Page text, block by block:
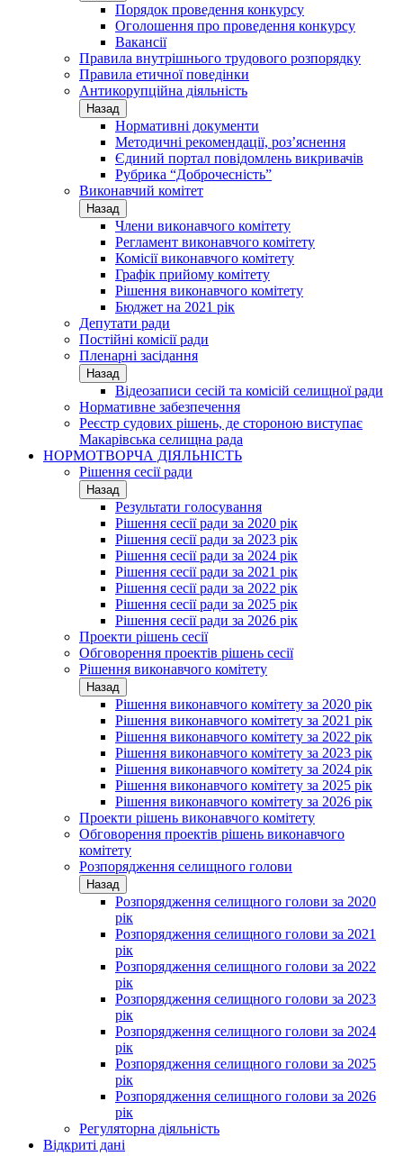
Порядок проведення конкурсу
Оголошення про проведення конкурсу
Вакансії
Правила внутрішнього трудового розпорядку
Правила етичної поведінки
Антикорупційна діяльність
Назад
Нормативні документи
Методичні рекомендації, роз’яснення
Єдиний портал повідомлень викривачів
Рубрика “Доброчесність”
Виконавчий комітет
Назад
Члени виконавчого комітету
Регламент виконавчого комітету
Комісії виконавчого комітету
Графік прийому комітету
Рішення виконавчого комітету
Бюджет на 2021 рік
Депутати ради
Постійні комісії ради
Пленарні засідання
Назад
Відеозаписи сесій та комісій селищної ради
Нормативне забезпечення
Реєстр судових рішень, де стороною виступає
Макарівська селищна рада
НОРМОТВОРЧА ДІЯЛЬНІСТЬ
Рішення сесії ради
Назад
Результати голосування
Рішення сесії ради за 2020 рік
Рішення сесії ради за 2023 рік
Рішення сесії ради за 2024 рік
Рішення сесії ради за 2021 рік
Рішення сесії ради за 2022 рік
Рішення сесії ради за 2025 рік
Рішення сесії ради за 2026 рік
Проекти рішень сесії
Обговорення проектів рішень сесії
Рішення виконавчого комітету
Назад
Рішення виконавчого комітету за 2020 рік
Рішення виконавчого комітету за 2021 рік
Рішення виконавчого комітету за 2022 рік
Рішення виконавчого комітету за 2023 рік
Рішення виконавчого комітету за 2024 рік
Рішення виконавчого комітету за 2025 рік
Рішення виконавчого комітету за 2026 рік
Проекти рішень виконавчого комітету
Обговорення проектів рішень виконавчого
комітету
Розпорядження селищного голови
Назад
Розпорядження селищного голови за 2020
рік
Розпорядження селищного голови за 2021
рік
Розпорядження селищного голови за 2022
рік
Розпорядження селищного голови за 2023
рік
Розпорядження селищного голови за 2024
рік
Розпорядження селищного голови за 2025
рік
Розпорядження селищного голови за 2026
рік
Регуляторна діяльність
Відкриті дані